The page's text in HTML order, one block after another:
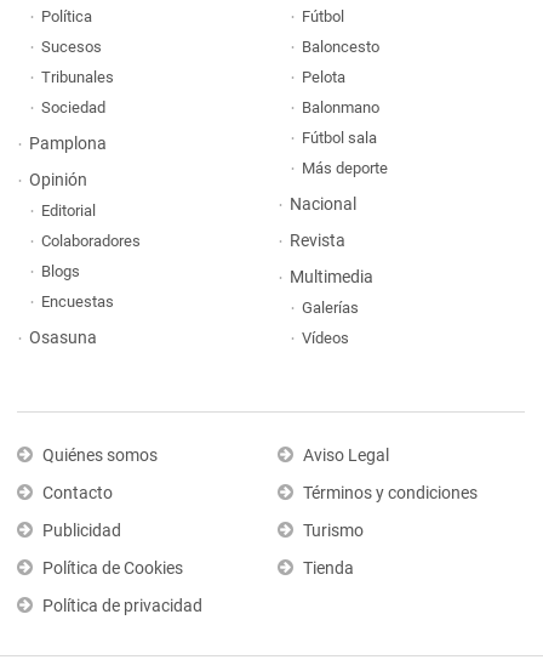
Política
Sucesos
Tribunales
Sociedad
Pamplona
Opinión
Editorial
Colaboradores
Blogs
Encuestas
Osasuna
Fútbol
Baloncesto
Pelota
Balonmano
Fútbol sala
Más deporte
Nacional
Revista
Multimedia
Galerías
Vídeos
Quiénes somos
Contacto
Publicidad
Política de Cookies
Política de privacidad
Aviso Legal
Términos y condiciones
Turismo
Tienda